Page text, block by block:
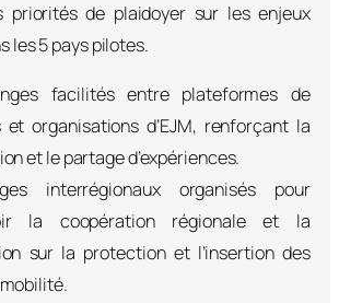
priorités de plaidoyer sur les enjeux
les 5 pays pilotes.
facilités entre plateformes de
et organisations d’EJM, renforçant la
et le partage d’expériences.
interrégionaux organisés pour
la coopération régionale et la
sur la protection et l’insertion des